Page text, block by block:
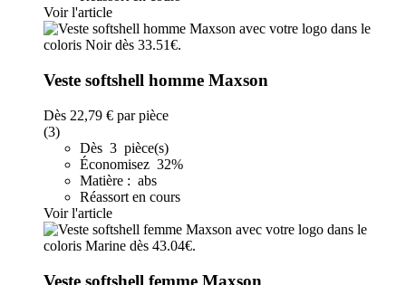
Voir l'article
Veste softshell homme Maxson
Dès 22,79 € par pièce
(3)
Dès 3 pièce(s)
Économisez 32%
Matière : abs
Réassort en cours
Voir l'article
Veste softshell femme Maxson